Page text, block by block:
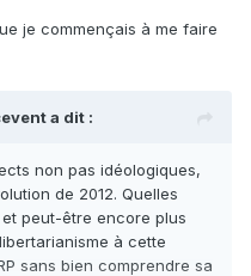
je commençais à me faire
a dit :
non pas idéologiques,
de 2012. Quelles
peut-être encore plus
à cette
sans bien comprendre sa